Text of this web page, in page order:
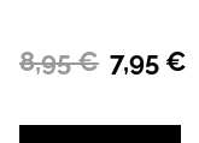
8,95 € 7,95 €